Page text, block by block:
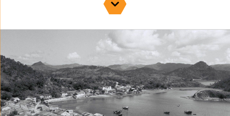
4,300萬年前恐龍時代形成的凝灰岩構成，這是一
示，他們使用的建築石材採自沿岸的岩石露頭，
當地人俗稱「青麻石」，其實就是一種凝灰岩。
在島嶼西北端，褐紅色的角礫岩在一片面積不大
的區域出露，其性質與鴨洲的角礫岩一致。這種
沉積岩是岩石風化和崩塌之後，大小不一的棱角